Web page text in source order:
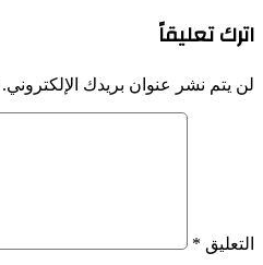
تقنية
المرئي
"أوكوكو"
يدعمون
دور
اترك تعليقاً
لن يتم نشر عنوان بريدك الإلكتروني.
التعليق *